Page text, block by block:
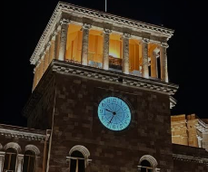
گشت‌وگذار در شهر به مسافران می‌دهد.
قرار می‌گیرد.